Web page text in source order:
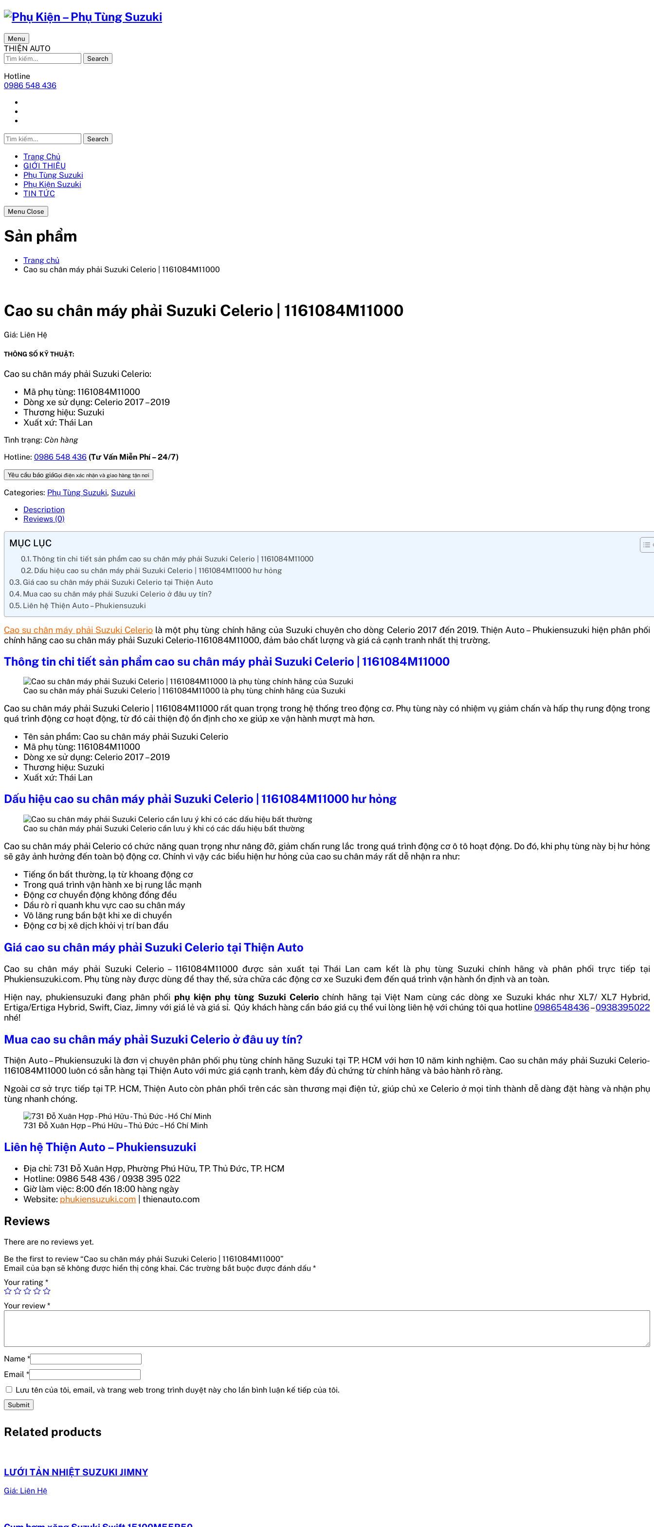
Menu
THIỆN AUTO
Search
Hotline
0986 548 436
Search
Trang Chủ
GIỚI THIỆU
Phụ Tùng Suzuki
Phụ Kiện Suzuki
TIN TỨC
Menu Close
Sản phẩm
Trang chủ
Cao su chân máy phải Suzuki Celerio | 1161084M11000
Cao su chân máy phải Suzuki Celerio | 1161084M11000
Giá: Liên Hệ
THÔNG SỐ KỸ THUẬT:
Cao su chân máy phải Suzuki Celerio:
Mã phụ tùng: 1161084M11000
Dòng xe sử dụng: Celerio 2017 – 2019
Thương hiệu: Suzuki
Xuất xứ: Thái Lan
Tình trạng: Còn hàng
Hotline: 0986 548 436 (Tư Vấn Miễn Phí – 24/7)
Yêu cầu báo giáGọi điện xác nhận và giao hàng tận nơi
Categories: Phụ Tùng Suzuki, Suzuki
Description
Reviews (0)
MỤC LỤC
Thông tin chi tiết sản phẩm cao su chân máy phải Suzuki Celerio | 1161084M11000
Dấu hiệu cao su chân máy phải Suzuki Celerio | 1161084M11000 hư hỏng
Giá cao su chân máy phải Suzuki Celerio tại Thiện Auto
Mua cao su chân máy phải Suzuki Celerio ở đâu uy tín?
Liên hệ Thiện Auto – Phukiensuzuki
Cao su chân máy phải Suzuki Celeriolà một phụ tùng chính hãng của Suzuki chuyên cho dòng Celerio 2017 đến 2019. Thiện Auto – Phukiensuzuki hiện phân phối
chính hãng cao su chân máy phải Suzuki Celerio-1161084M11000, đảm bảo chất lượng và giá cả cạnh tranh nhất thị trường.
Thông tin chi tiết sản phẩm cao su chân máy phải Suzuki Celerio | 1161084M11000
Cao su chân máy phải Suzuki Celerio | 1161084M11000 là phụ tùng chính hãng của Suzuki
Cao su chân máy phải Suzuki Celerio | 1161084M11000 rất quan trọng trong hệ thống treo động cơ. Phụ tùng này có nhiệm vụ giảm chấn và hấp thụ rung động trong
quá trình động cơ hoạt động, từ đó cải thiện độ ổn định cho xe giúp xe vận hành mượt mà hơn.
Tên sản phẩm: Cao su chân máy phải Suzuki Celerio
Mã phụ tùng: 1161084M11000
Dòng xe sử dụng: Celerio 2017 – 2019
Thương hiệu: Suzuki
Xuất xứ: Thái Lan
Dấu hiệu cao su chân máy phải Suzuki Celerio | 1161084M11000 hư hỏng
Cao su chân máy phải Suzuki Celerio cần lưu ý khi có các dấu hiệu bất thường
Cao su chân máy phải Celeriocó chức năng quan trọng như nâng đỡ, giảm chấn rung lắc trong quá trình động cơ ô tô hoạt động. Do đó, khi phụ tùng này bị hư hỏng
sẽ gây ảnh hưởng đến toàn bộ động cơ. Chính vì vậy các biểu hiện hư hỏng của cao su chân máy rất dễ nhận ra như:
Tiếng ồn bất thường, lạ từ khoang động cơ
Trong quá trình vận hành xe bị rung lắc mạnh
Động cơ chuyển động không đồng đều
Dầu rò rỉ quanh khu vực cao su chân máy
Vô lăng rung bần bật khi xe di chuyển
Động cơ bị xê dịch khỏi vị trí ban đầu
Giá cao su chân máy phải Suzuki Celerio tại Thiện Auto
Cao su chân máy phải Suzuki Celerio – 1161084M11000 được sản xuất tại Thái Lan cam kết là phụ tùng Suzuki chính hãng và phân phối trực tiếp tại
Phukiensuzuki.com. Phụ tùng này được dùng để thay thế, sửa chữa các động cơ xe Suzuki đem đến quá trình vận hành ổn định và an toàn.
Hiện nay, phukiensuzuki đang phân phối phụ kiện phụ tùng Suzuki Celeriochính hãng tại Việt Nam cùng các dòng xe Suzuki khác như XL7/ XL7 Hybrid,
Ertiga/Ertiga Hybrid, Swift, Ciaz, Jimny với giá lẻ và giá sỉ. Qúy khách hàng cần báo giá cụ thể vui lòng liên hệ với chúng tôi qua hotline0986548436–0938395022
nhé!
Mua cao su chân máy phải Suzuki Celerio ở đâu uy tín?
Thiện Auto – Phukiensuzuki là đơn vị chuyên phân phối phụ tùng chính hãng Suzuki tại TP. HCM với hơn 10 năm kinh nghiệm. Cao su chân máy phải Suzuki Celerio-
1161084M11000 luôn có sẵn hàng tại Thiện Auto với mức giá cạnh tranh, kèm đầy đủ chứng từ chính hãng và bảo hành rõ ràng.
Ngoài cơ sở trực tiếp tại TP. HCM, Thiện Auto còn phân phối trên các sàn thương mại điện tử, giúp chủ xe Celerio ở mọi tỉnh thành dễ dàng đặt hàng và nhận phụ
tùng nhanh chóng.
731 Đỗ Xuân Hợp – Phú Hữu – Thủ Đức – Hồ Chí Minh
Liên hệ Thiện Auto – Phukiensuzuki
Địa chỉ: 731 Đỗ Xuân Hợp, Phường Phú Hữu, TP. Thủ Đức, TP. HCM
Hotline: 0986 548 436 / 0938 395 022
Giờ làm việc: 8:00 đến 18:00 hàng ngày
Website: phukiensuzuki.com | thienauto.com
Reviews
There are no reviews yet.
Be the first to review “Cao su chân máy phải Suzuki Celerio | 1161084M11000”
Email của bạn sẽ không được hiển thị công khai. Các trường bắt buộc được đánh dấu *
Your rating *
Your review *
Name *
Email *
Lưu tên của tôi, email, và trang web trong trình duyệt này cho lần bình luận kế tiếp của tôi.
Related products
LƯỚI TẢN NHIỆT SUZUKI JIMNY
Giá: Liên Hệ